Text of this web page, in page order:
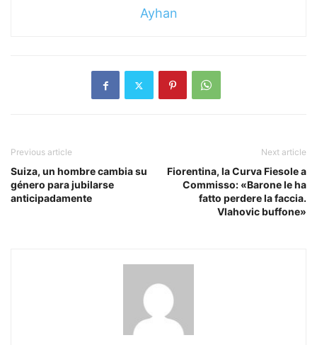
Ayhan
Previous article
Suiza, un hombre cambia su
género para jubilarse
anticipadamente
Next article
Fiorentina, la Curva Fiesole a
Commisso: «Barone le ha
fatto perdere la faccia.
Vlahovic buffone»